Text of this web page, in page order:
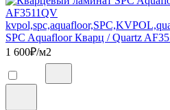
SPC Aquafloor Кварц / Quartz
1 600₽/м2